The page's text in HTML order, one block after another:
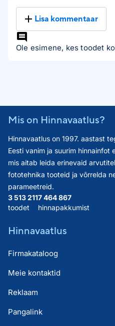
Lisa kommentaar
Ole esimene, kes toodet
Mis on Hinnavaatlus?
Hinnavaatlus on 1997. aastast
Eesti vanim ja suurim hinnainfot
mis aitab leida erinevaid
fototehnika tooteid ja võrrelda
parameetreid.
3 513 211
toodet
7 464 867
hinnapakkumist
Hinnavaatlus
Firmakataloog
Meie kontaktid
Reklaam
Pangalink